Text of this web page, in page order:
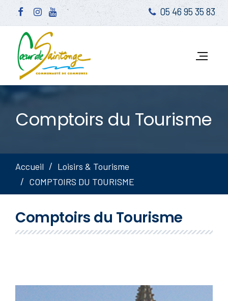
05 46 95 35 83
Comptoirs du Tourisme
Accueil
Loisirs & Tourisme
COMPTOIRS DU TOURISME
Comptoirs du Tourisme